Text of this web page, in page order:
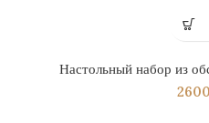
Настольный набор из